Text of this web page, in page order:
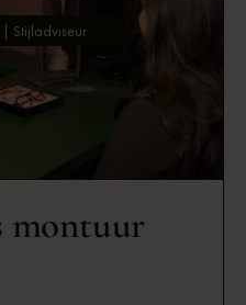
montuur
| Stijladviseur